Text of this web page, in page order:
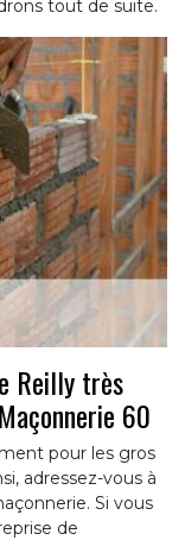
tout de suite.
Reilly très
60
pour les gros
adressez-vous à
Si vous
de